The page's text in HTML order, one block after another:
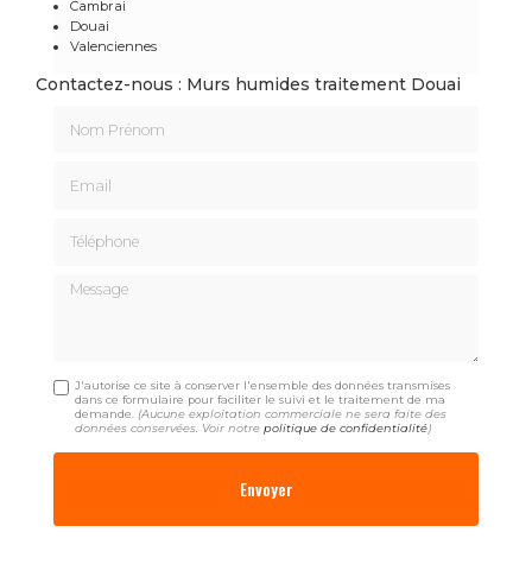
Cambrai
Douai
Valenciennes
Contactez-nous : Murs humides traitement Douai
Message
J'autorise ce site à conserver l'ensemble des données transmises
dans ce formulaire pour faciliter le suivi et le traitement de ma
demande. (Aucune exploitation commerciale ne sera faite des
données conservées. Voir notrepolitique de confidentialité)